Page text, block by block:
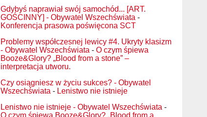
Gdybyś naprawiał swój samochód... [ART.
GOŚCINNY] - Obywatel Wszechświata -
Konferencja prasowa poświęcona SCT
Problemy współczesnej lewicy #4. Ukryty klasizm
- Obywatel Wszechświata -O czym śpiewa
Booze&Glory? „Blood from a stone” –
interpretacja utworu.
Czy osiągniesz w życiu sukces? - Obywatel
Wszechświata - Lenistwo nie istnieje
Lenistwo nie istnieje - Obywatel Wszechświata -
O czym śpiewa Booze&Glory? „Blood from a